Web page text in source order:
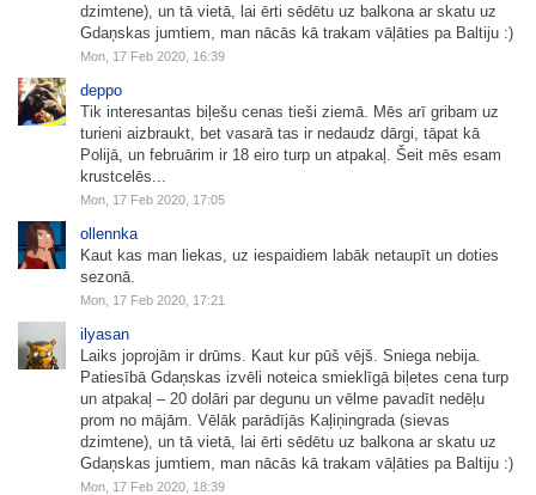
dzimtene), un tā vietā, lai ērti sēdētu uz balkona ar skatu uz
Gdaņskas jumtiem, man nācās kā trakam vāļāties pa Baltiju :)
Mon, 17 Feb 2020, 16:39
deppo
Tik interesantas biļešu cenas tieši ziemā. Mēs arī gribam uz
turieni aizbraukt, bet vasarā tas ir nedaudz dārgi, tāpat kā
Polijā, un februārim ir 18 eiro turp un atpakaļ. Šeit mēs esam
krustcelēs...
Mon, 17 Feb 2020, 17:05
ollennka
Kaut kas man liekas, uz iespaidiem labāk netaupīt un doties
sezonā.
Mon, 17 Feb 2020, 17:21
ilyasan
Laiks joprojām ir drūms. Kaut kur pūš vējš. Sniega nebija.
Patiesībā Gdaņskas izvēli noteica smieklīgā biļetes cena turp
un atpakaļ – 20 dolāri par degunu un vēlme pavadīt nedēļu
prom no mājām. Vēlāk parādījās Kaļiņingrada (sievas
dzimtene), un tā vietā, lai ērti sēdētu uz balkona ar skatu uz
Gdaņskas jumtiem, man nācās kā trakam vāļāties pa Baltiju :)
Mon, 17 Feb 2020, 18:39